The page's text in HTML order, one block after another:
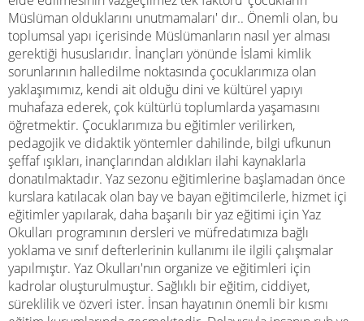
Müslüman olduklarını unutmamaları' dır.. Önemli olan, bu
toplumsal yapı içerisinde Müslümanların nasıl yer alması
gerektiği hususlarıdır. İnançları yönünde İslami kimlik
sorunlarının halledilme noktasında çocuklarımıza olan
yaklaşımımız, kendi ait olduğu dini ve kültürel yapıyı
muhafaza ederek, çok kültürlü toplumlarda yaşamasını
öğretmektir. Çocuklarımıza bu eğitimler verilirken,
pedagojik ve didaktik yöntemler dahilinde, bilgi ufkunun
şeffaf ışıkları, inançlarından aldıkları ilahi kaynaklarla
donatılmaktadır. Yaz sezonu eğitimlerine başlamadan önce
kurslara katılacak olan bay ve bayan eğitimcilerle, hizmet içi
eğitimler yapılarak, daha başarılı bir yaz eğitimi için Yaz
Okulları programının dersleri ve müfredatımıza bağlı
yoklama ve sınıf defterlerinin kullanımı ile ilgili çalışmalar
yapılmıştır. Yaz Okulları'nın organize ve eğitimleri için
kadrolar oluşturulmuştur. Sağlıklı bir eğitim, ciddiyet,
süreklilik ve özveri ister. İnsan hayatının önemli bir kısmı